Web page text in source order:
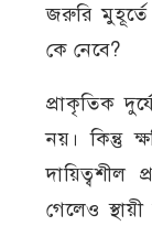
জরুরি মুহূর্তে
কে নেবে?
প্রাকৃতিক
নয়। কিন্তু
দায়িত্বশীল
গেলেও